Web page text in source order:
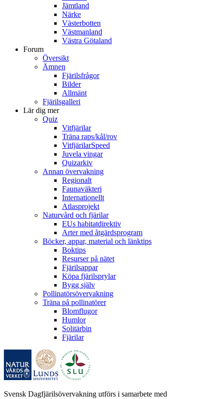
Jämtland
Närke
Västerbotten
Västmanland
Västra Götaland
Forum
Översikt
Ämnen
Fjärilsfrågor
Bilder
Allmänt
Fjärilsgalleri
Lär dig mer
Quiz
Vitfjärilar
Träna raps/kål/rov
VitfjärilarSpeed
Juvela vingar
Quizarkiv
Annan övervakning
Regionalt
Faunaväkteri
Internationellt
Atlasprojekt
Naturvård och fjärilar
EUs habitatdirektiv
Arter med åtgärdsprogram
Böcker, appar, material och länktips
Boktips
Resurser på nätet
Fjärilsappar
Köpa fjärilsprylar
Bygg själv
Pollinatörsövervakning
Träna på pollinatörer
Blomflugor
Humlor
Solitärbin
Fjärilar
Svensk Dagfjärilsövervakning utförs i samarbete med